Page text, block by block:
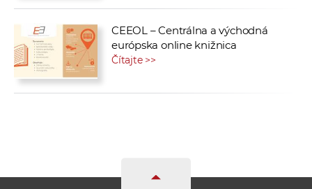
CEEOL – Centrálna a východná
európska online knižnica
Čítajte >>